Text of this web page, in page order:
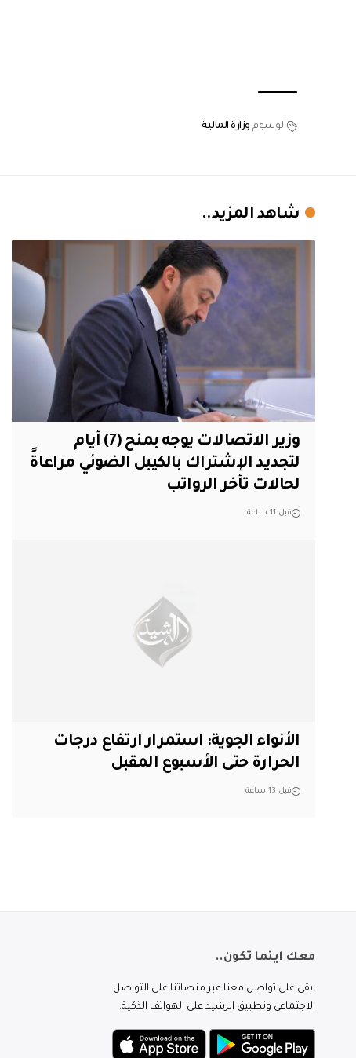
الوسوم وزارة المالية
شاهد المزيد..
وزير الاتصالات يوجه بمنح (7) أيام
لتجديد الإشتراك بالكيبل الضوئي مراعاةً
لحالات تأخر الرواتب
قبل 11 ساعة
الأنواء الجوية: استمرار ارتفاع درجات
الحرارة حتى الأسبوع المقبل
قبل 13 ساعة
معك اينما تكون..
ابقى على تواصل معنا عبر منصاتنا على التواصل
الاجتماعي وتطبيق الرشيد على الهواتف الذكية.